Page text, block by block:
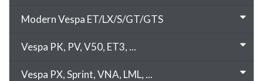
Modern Vespa ET/LX/S/GT/GTS
Vespa PK, PV, V50, ET3, ...
Vespa PX, Sprint, VNA, LML, ...